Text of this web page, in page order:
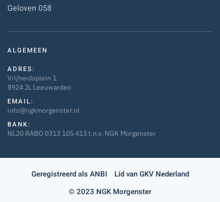
Geloven 058
ALGEMEEN
ADRES:
Vrijheidsplein 1
8924 JL Leeuwarden
EMAIL:
info@ngkmorgenster.nl
BANK:
NL20 RABO 0313 105 413 t.n.v. NGK Morgenster
Geregistreerd als ANBI
Lid van GKV Nederland
© 2023 NGK Morgenster